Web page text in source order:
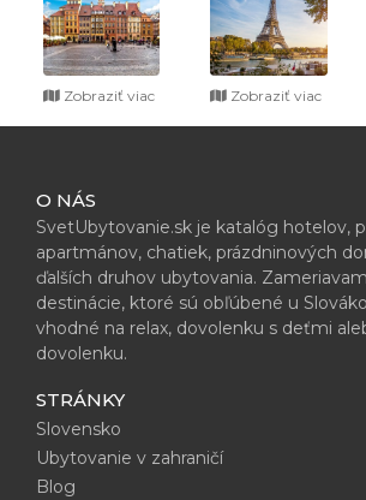
Zobraziť viac Zobraziť viac
O NÁS
SvetUbytovanie.sk je katalóg hotelov,
apartmánov, chatiek, prázdninových
ďalších druhov ubytovania.
destinácie, ktoré sú obľúbené u
vhodné na relax, dovolenku s deťmi
dovolenku.
STRÁNKY
Slovensko
Ubytovanie v zahraničí
Blog